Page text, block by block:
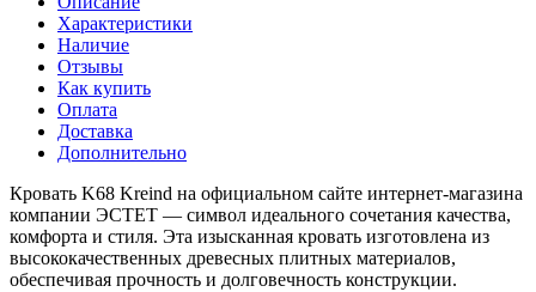
Характеристики
Наличие
Отзывы
Как купить
Оплата
Доставка
Дополнительно
Кровать K68 Kreind на официальном сайте интернет-магазина
компании ЭСТЕТ — символ идеального сочетания качества,
комфорта и стиля. Эта изысканная кровать изготовлена из
высококачественных древесных плитных материалов,
обеспечивая прочность и долговечность конструкции.